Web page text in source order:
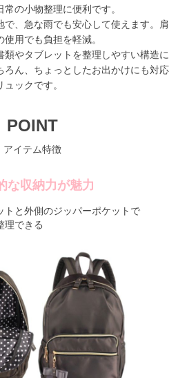
の小物整理に便利です。
で、急な雨でも安心して使えます。肩
用でも負担を軽減。
類やタブレットを整理しやすい構造に
ろん、ちょっとしたお出かけにも対応
ックです。
POINT
アイテム特徴
な収納力が魅力
トと外側のジッパーポケットで
理できる